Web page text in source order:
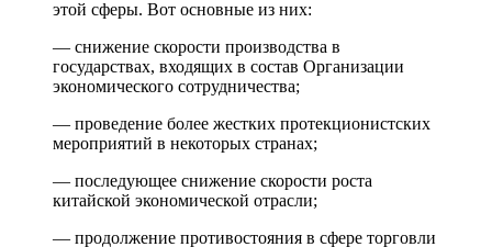
этой сферы. Вот основные из них:
— снижение скорости производства в
государствах, входящих в состав Организации
экономического сотрудничества;
— проведение более жестких протекционистских
мероприятий в некоторых странах;
— последующее снижение скорости роста
китайской экономической отрасли;
— продолжение противостояния в сфере торговли